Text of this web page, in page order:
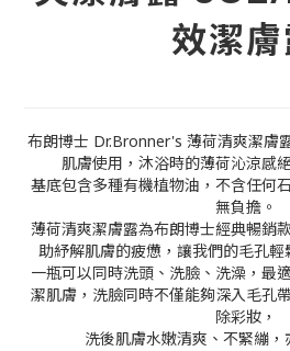
效潔
布朗博士 Dr.Bronner's 薄荷清爽潔膚
肌膚使用，沐浴時的薄荷沁涼感
基底包含多種有機植物油，不含任何
無負擔。
薄荷清爽潔膚露為布朗博士經典暢銷
助紓解肌膚的疲憊，讓我們的毛孔輕
一瓶可以同時洗頭、洗臉、洗澡，最
潔肌膚，洗臉同時不僅能夠深入毛孔
除彩妝，
洗後肌膚水嫩清爽、不緊繃，